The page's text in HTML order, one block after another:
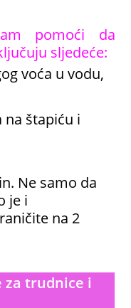
pomoći da
sljedeće:
voća u vodu,
na štapiću i
Ne samo da
je i
na 2
za trudnice i